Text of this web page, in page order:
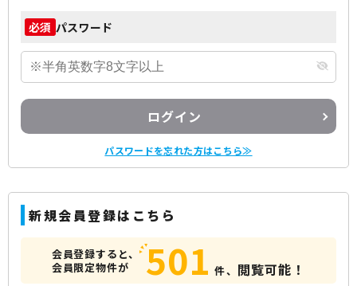
必須 パスワード
ログイン
パスワードを忘れた方はこちら≫
新規会員登録はこちら
会員登録すると、
会員限定物件が
501 件、 閲覧可能！